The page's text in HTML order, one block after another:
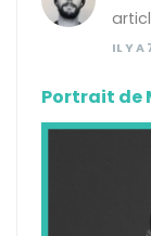
IL Y A
Portrait de